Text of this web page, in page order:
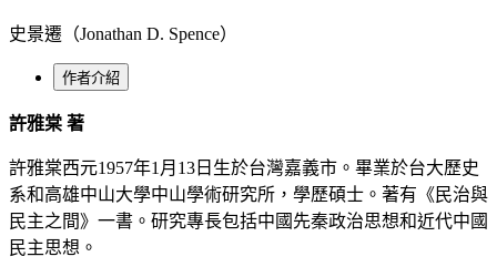
史景遷（Jonathan D. Spence）
作者介紹
許雅棠 著
許雅棠西元1957年1月13日生於台灣嘉義市。畢業於台大歷史
系和高雄中山大學中山學術研究所，學歷碩士。著有《民治與
民主之間》一書。研究專長包括中國先秦政治思想和近代中國
民主思想。